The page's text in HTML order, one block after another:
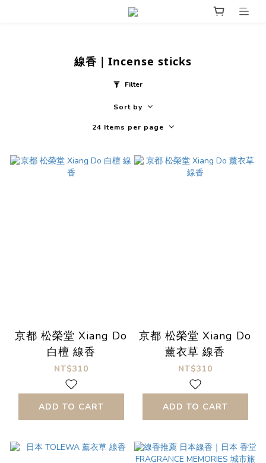
線香｜Incense sticks
Filter
Sort by
24 Items per page
京都 松榮堂 Xiang Do
白檀 線香
NT$310
ADD TO CART
京都 松榮堂 Xiang Do
薰衣草 線香
NT$310
ADD TO CART